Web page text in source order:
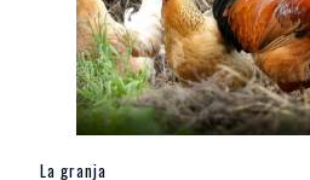
La granja